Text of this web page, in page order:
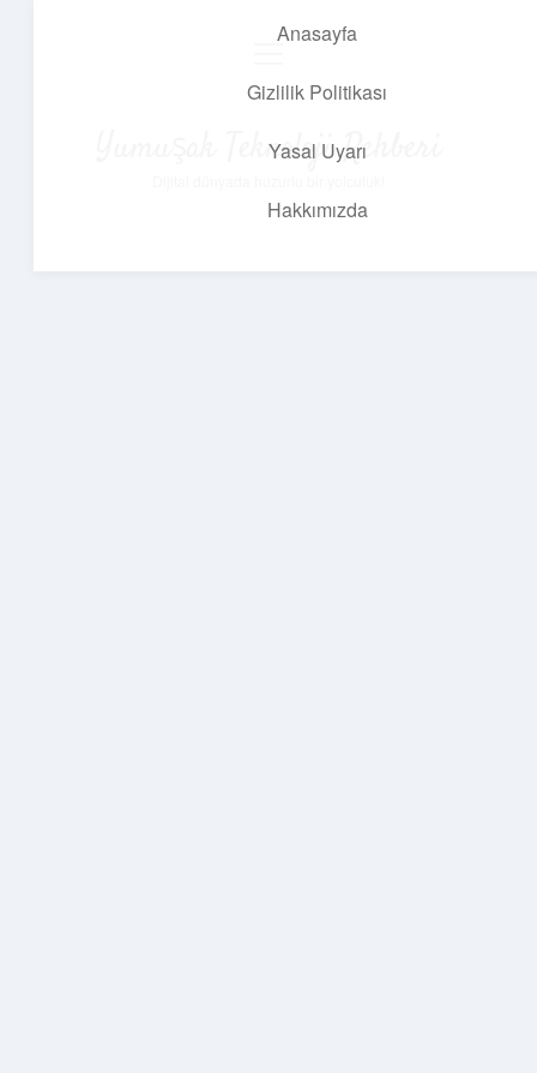
Anasayfa
Gizlilik Politikası
Yasal Uyarı
Hakkımızda
Yumuşak Teknoloji Rehberi